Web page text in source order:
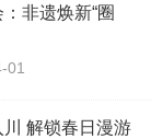
非遗焕新“圈
01
川 解锁春日漫游